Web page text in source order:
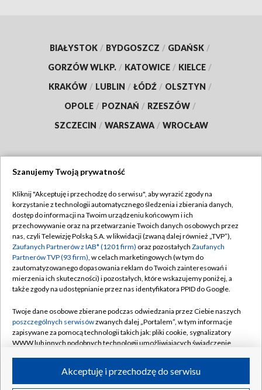
BIAŁYSTOK / BYDGOSZCZ / GDAŃSK /
GORZÓW WLKP. / KATOWICE / KIELCE /
KRAKÓW / LUBLIN / ŁÓDŹ / OLSZTYN /
OPOLE / POZNAŃ / RZESZÓW /
SZCZECIN / WARSZAWA / WROCŁAW
TVP
Abonament TVP
Emisja w TVP
Centrum informacji TVP
Naziemna Telewizja Cyfrowa
Rada Programowa
System NOS
Informacje o nadawcy
Program dla prasy
Regulamin TVP
Polityka prywatności
Moje zgody
Pomoc
Kontakt
Kanały
Szanujemy Twoją prywatność
Kliknij "Akceptuję i przechodzę do serwisu", aby wyrazić zgody na
korzystanie z technologii automatycznego śledzenia i zbierania danych,
dostęp do informacji na Twoim urządzeniu końcowym i ich
przechowywanie oraz na przetwarzanie Twoich danych osobowych przez
nas, czyli Telewizję Polską S.A. w likwidacji (zwaną dalej również „TVP”),
Zaufanych Partnerów z IAB* (1201 firm) oraz pozostałych Zaufanych
Partnerów TVP (93 firm), w celach marketingowych (w tym do
zautomatyzowanego dopasowania reklam do Twoich zainteresowań i
mierzenia ich skuteczności) i pozostałych, które wskazujemy poniżej, a
także zgody na udostępnianie przez nas identyfikatora PPID do Google.
Twoje dane osobowe zbierane podczas odwiedzania przez Ciebie naszych
poszczególnych serwisówzwanych dalej „Portalem”, w tym informacje
zapisywane za pomocą technologii takich jak: pliki cookie, sygnalizatory
WWW lub innych podobnych technologii umożliwiających świadczenie
ruchu w Internecie.Akceptuję i przechodzę do serwisu